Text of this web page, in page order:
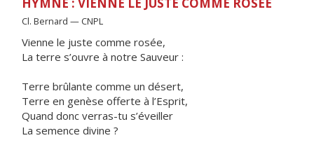
Cl. Bernard — CNPL
Vienne le juste comme rosée,
La terre s’ouvre à notre Sauveur :
Terre brûlante comme un désert,
Terre en genèse offerte à l’Esprit,
Quand donc verras-tu s’éveiller
La semence divine ?